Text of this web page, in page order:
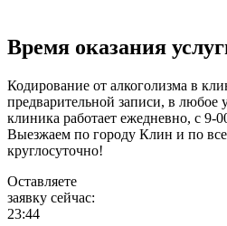
Время оказания
Кодирование от алкоголизма в
предварительной записи, в любое
клиника работает ежедневно, с 9-
Выезжаем по городу Клин и по
круглосуточно!
Оставляете
заявку сейчас:
23:44